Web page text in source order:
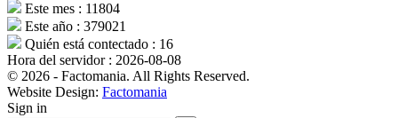
Este mes : 11804
Este año : 379021
Quién está contectado : 16
Hora del servidor : 2026-08-08
© 2026 - Factomania. All Rights Reserved.
Website Design: Factomania
Sign in